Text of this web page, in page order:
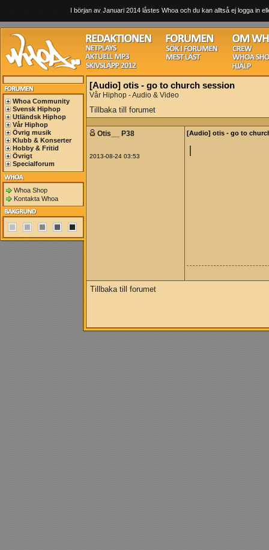
I början av Januari 2014 låstes Whoa och du kan alltså ej logga in
Whoa Community
Svensk Hiphop
Utländsk Hiphop
Vår Hiphop
Övrig musik
Klubb & Konserter
Hobby & Fritid
Övrigt
Specialforum
Whoa Shop
Kontakta Whoa
[Audio] otis - go to church session
Vår Hiphop - Audio & Video
Tillbaka till forumet
Otis__ P38
2013-08-24 03:53
[Audio] otis - go to
Tillbaka till forumet